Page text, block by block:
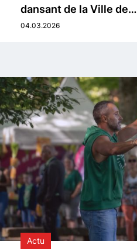
dansant de la Ville de…
04.03.2026
Actu